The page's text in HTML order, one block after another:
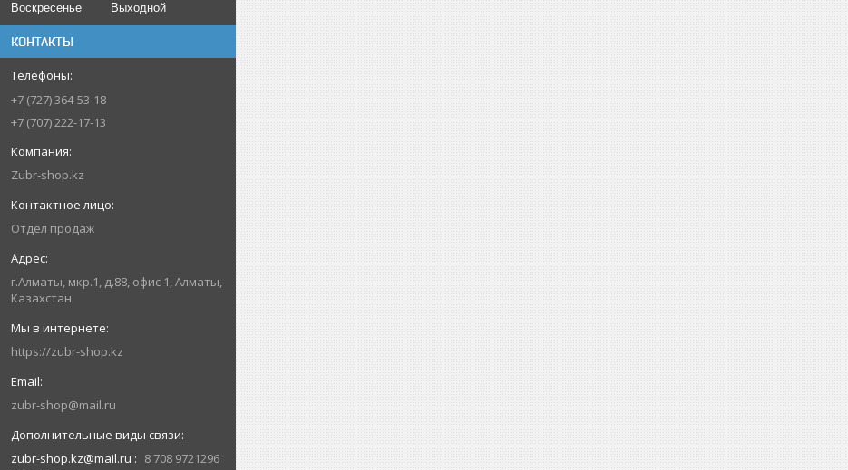
Воскресенье
Выходной
КОНТАКТЫ
+7 (727) 364-53-18
+7 (707) 222-17-13
Zubr-shop.kz
Отдел продаж
г.Алматы, мкр.1, д.88, офис 1, Алматы,
Казахстан
https://zubr-shop.kz
zubr-shop@mail.ru
zubr-shop.kz@mail.ru
8 708 9721296